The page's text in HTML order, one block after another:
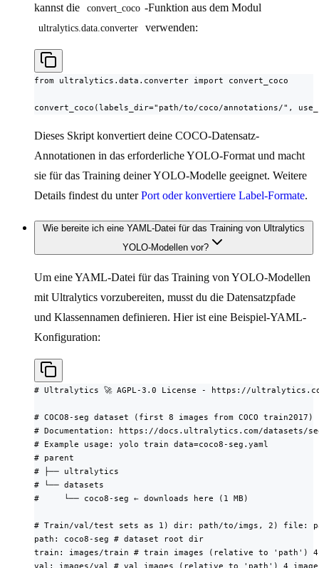
kannst die convert_coco -Funktion aus dem Modul
ultralytics.data.converter verwenden:
from ultralytics.data.converter import convert_coco
convert_coco(labels_dir="path/to/coco/annotations/",
Dieses Skript konvertiert deine COCO-Datensatz-
Annotationen in das erforderliche YOLO-Format und macht
sie für das Training deiner YOLO-Modelle geeignet. Weitere
Details findest du unterPort oder konvertiere Label-Formate.
Wie bereite ich eine YAML-Datei für das Training von Ultralytics
YOLO-Modellen vor?
Um eine YAML-Datei für das Training von YOLO-Modellen
mit Ultralytics vorzubereiten, musst du die Datensatzpfade
und Klassennamen definieren. Hier ist eine Beispiel-YAML-
Konfiguration:
# Ultralytics 🚀 AGPL-3.0 License - https://
# COCO8-seg dataset (first 8 images from COCO
# Documentation: https://docs.ultralytics.com/datasets/
# Example usage: yolo train data=coco8-seg.yaml
# parent
# ├── ultralytics
# └── datasets
#     └── coco8-seg ← downloads here (1 MB)
# Train/val/test sets as 1) dir: path/to/imgs, 2) file:
path: coco8-seg # dataset root dir
train: images/train # train images (relative to 'path') 4